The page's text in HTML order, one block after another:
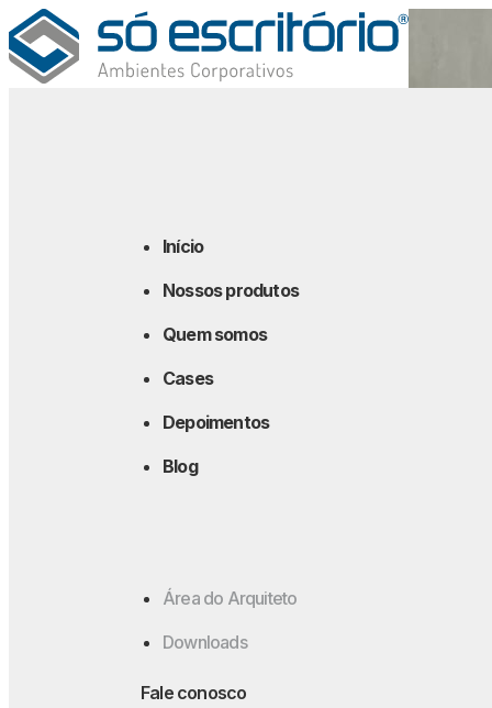
Início
Nossos produtos
Quem somos
Cases
Depoimentos
Blog
Área do Arquiteto
Downloads
Fale conosco